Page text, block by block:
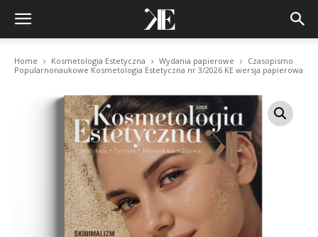
Home Kosmetologia Estetyczna Wydania papierowe
Czasopismo
Popularnonaukowe Kosmetologia Estetyczna nr 3/2026 KE wersja papierowa